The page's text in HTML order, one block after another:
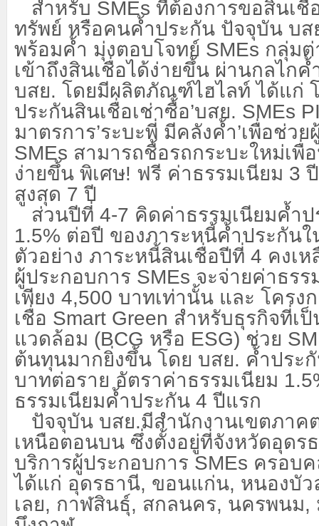
สำหรับ SMEs ที่ต้องการขอสินเ
ทรัพย์ หรือคนค้ำประกัน ปัจจุบัน บส
พร้อมค้ำ มุ่งตอบโจทย์ SMEs กลุ่มต่
เข้าถึงสินเชื่อได้ง่ายขึ้น ผ่านกลไก
บสย. โดยมีผลิตภัณฑ์ไฮไลท์ ได้แก่
ประกันสินเชื่อเช่าซื้อ’บสย. SMEs
มาตรการ’ระบะพี่ มีคลังค้ำ’เพื่อช่ว
SMEs สามารถชื้อรถกระบะใหม่เพื่
ง่ายขึ้น พิเศษ! ฟรี ค่าธรรมเนียม 3
สูงสุด 7 ปี
ส่วนปีที่ 4-7 คิดค่าธรรมเนียมค้ำป
1.5% ต่อปี ของภาระหนี้ค้ำประกัน
ตัวอย่าง ภาระหนี้สินเชื่อปีที่ 4 คงเ
ผู้ประกอบการ SMEs จะจ่ายค่าธร
เพียง 4,500 บาทเท่านั้น และ โครง
เชื่อ Smart Green สำหรับธุรกิจที่เ
แวดล้อม (BCG หรือ ESG) ช่วย
ต้นทุนมากยิ่งขึ้น โดย บสย. ค้ำประ
บาทต่อราย อัตราค่าธรรมเนียม
ธรรมเนียมค้ำประกัน 4 ปีแรก
ปัจจุบัน บสย.มีสำนักงานเขตภาค
เหนือตอนบน ซึ่งตั้งอยู่ที่จังหวัดอุดร
บริการผู้ประกอบการ SMEs ครอบ
ได้แก่ อุดรธานี, ขอนแก่น, หนองบัว
เลย, กาฬสินธุ์, สกลนคร, นครพนม,